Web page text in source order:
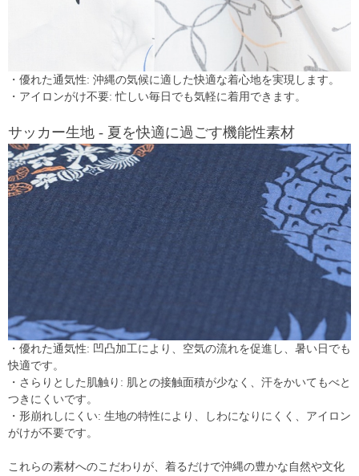
・優れた通気性: 沖縄の気候に適した快適な着心地を実現します。
・アイロンがけ不要: 忙しい毎日でも気軽に着用できます。
サッカー生地 - 夏を快適に過ごす機能性素材
・優れた通気性: 凹凸加工により、空気の流れを促進し、暑い日でも
快適です。
・さらりとした肌触り: 肌との接触面積が少なく、汗をかいてもべと
つきにくいです。
・形崩れしにくい: 生地の特性により、しわになりにくく、アイロン
がけが不要です。
これらの素材へのこだわりが、着るだけで沖縄の豊かな自然や文化